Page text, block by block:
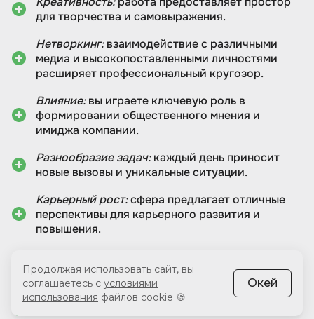
для творчества и самовыражения.
Нетворкинг:взаимодействие с различными
медиа и высокопоставленными личностями
расширяет профессиональный кругозор.
Влияние:вы играете ключевую роль в
формировании общественного мнения и
имиджа компании.
Разнообразие задач:каждый день приносит
новые вызовы и уникальные ситуации.
Карьерный рост:сфера предлагает отличные
перспективы для карьерного развития и
повышения.
Минусы:
Высокий стресс:частые срочные задачи и
Продолжая использовать сайт, вы
соглашаетесь с условиями
использования файлов cookie 🍪
Окей